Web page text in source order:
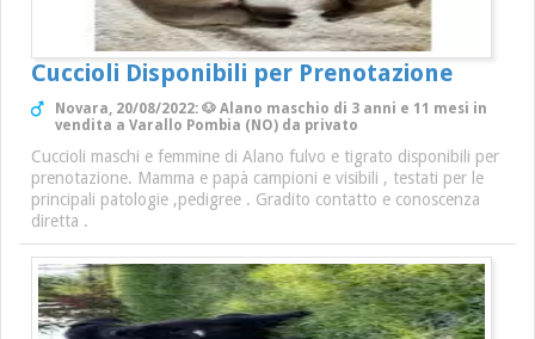
Cuccioli Disponibili per Prenotazione
Novara, 20/08/2022: 🐶 Alano maschio di 3 anni e 11 mesi in
vendita a Varallo Pombia (NO) da privato
Cuccioli maschi e femmine di Alano fulvo e tigrato disponibili per
prenotazione. Mamma e papà campioni e visibili , testati per le
principali patologie ,pedigree . Gradito contatto e conoscenza
diretta .